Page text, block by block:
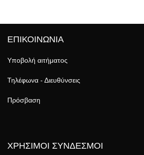
ΕΠΙΚΟΙΝΩΝΙΑ
Υποβολή αιτήματος
Τηλέφωνα - Διευθύνσεις
Πρόσβαση
ΧΡΗΣΙΜΟΙ ΣΥΝΔΕΣΜΟΙ